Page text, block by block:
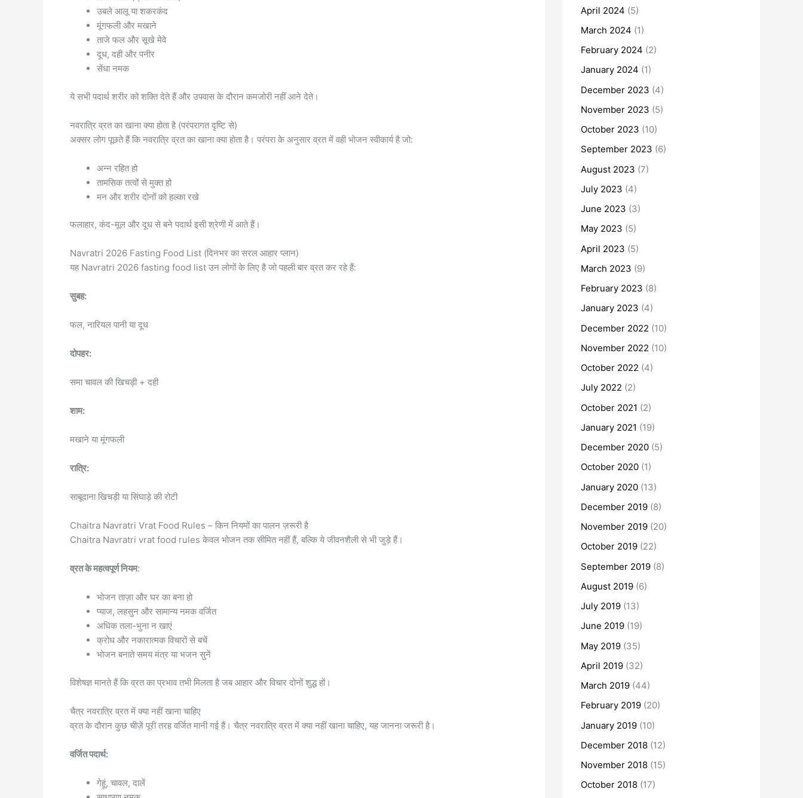
उबले आलू या शकरकंद
मूंगफली और मखाने
ताजे फल और सूखे मेवे
दूध, दही और पनीर
सेंधा नमक
ये सभी पदार्थ शरीर को शक्ति देते हैं और उपवास के दौरान कमजोरी नहीं आने देते।
नवरात्रि व्रत का खाना क्या होता है (परंपरागत दृष्टि से)
अक्सर लोग पूछते हैं कि नवरात्रि व्रत का खाना क्या होता है। परंपरा के अनुसार व्रत में वही भोजन स्वीकार्य है जो:
अन्न रहित हो
तामसिक तत्वों से मुक्त हो
मन और शरीर दोनों को हल्का रखे
फलाहार, कंद-मूल और दूध से बने पदार्थ इसी श्रेणी में आते हैं।
Navratri 2026 Fasting Food List (दिनभर का सरल आहार प्लान)
यह Navratri 2026 fasting food list उन लोगों के लिए है जो पहली बार व्रत कर रहे हैं:
सुबह:
फल, नारियल पानी या दूध
दोपहर:
समा चावल की खिचड़ी + दही
शाम:
मखाने या मूंगफली
रात्रि:
साबूदाना खिचड़ी या सिंघाड़े की रोटी
Chaitra Navratri Vrat Food Rules – किन नियमों का पालन ज़रूरी है
Chaitra Navratri vrat food rules केवल भोजन तक सीमित नहीं हैं, बल्कि ये जीवनशैली से भी जुड़े हैं।
व्रत के महत्वपूर्ण नियम:
भोजन ताज़ा और घर का बना हो
प्याज, लहसुन और सामान्य नमक वर्जित
अधिक तला-भुना न खाएं
क्रोध और नकारात्मक विचारों से बचें
भोजन बनाते समय मंत्र या भजन सुनें
विशेषज्ञ मानते हैं कि व्रत का प्रभाव तभी मिलता है जब आहार और विचार दोनों शुद्ध हों।
चैत्र नवरात्रि व्रत में क्या नहीं खाना चाहिए
व्रत के दौरान कुछ चीज़ें पूरी तरह वर्जित मानी गई हैं। चैत्र नवरात्रि व्रत में क्या नहीं खाना चाहिए, यह जानना जरूरी है।
वर्जित पदार्थ:
गेहूं, चावल, दालें
April 2024 (5)
March 2024 (1)
February 2024 (2)
January 2024 (1)
December 2023 (4)
November 2023 (5)
October 2023 (10)
September 2023 (6)
August 2023 (7)
July 2023 (4)
June 2023 (3)
May 2023 (5)
April 2023 (5)
March 2023 (9)
February 2023 (8)
January 2023 (4)
December 2022 (10)
November 2022 (10)
October 2022 (4)
July 2022 (2)
October 2021 (2)
January 2021 (19)
December 2020 (5)
October 2020 (1)
January 2020 (13)
December 2019 (8)
November 2019 (20)
October 2019 (22)
September 2019 (8)
August 2019 (6)
July 2019 (13)
June 2019 (19)
May 2019 (35)
April 2019 (32)
March 2019 (44)
February 2019 (20)
January 2019 (10)
December 2018 (12)
November 2018 (15)
October 2018 (17)